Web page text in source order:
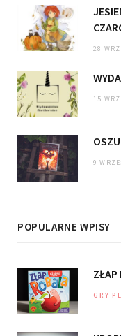
28
15
9
POPULARNE WPISY
ZŁAP
GRY